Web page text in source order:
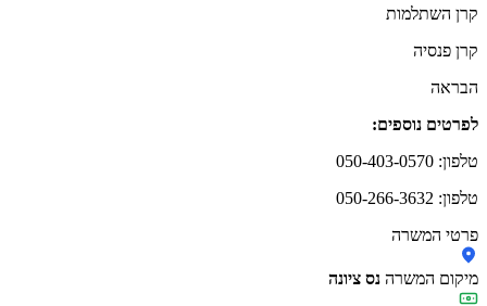
קרן השתלמות
קרן פנסיה
הבראה
לפרטים נוספים:
טלפון: 050-403-0570
טלפון: 050-266-3632
פרטי המשרה
מיקום המשרה נס ציונה